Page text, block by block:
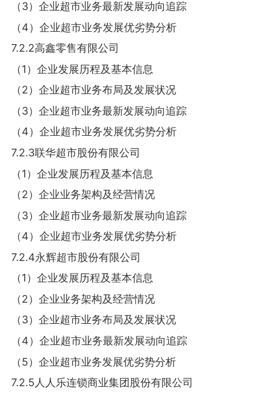
（3）企业超市业务最新发展动向追踪
（4）企业超市业务发展优劣势分析
7.2.2高鑫零售有限公司
（1）企业发展历程及基本信息
（2）企业超市业务布局及发展状况
（3）企业超市业务最新发展动向追踪
（4）企业超市业务发展优劣势分析
7.2.3联华超市股份有限公司
（1）企业发展历程及基本信息
（2）企业业务架构及经营情况
（3）企业超市业务最新发展动向追踪
（4）企业超市业务发展优劣势分析
7.2.4永辉超市股份有限公司
（1）企业发展历程及基本信息
（2）企业业务架构及经营情况
（3）企业超市业务布局及发展状况
（4）企业超市业务最新发展动向追踪
（5）企业超市业务发展优劣势分析
7.2.5人人乐连锁商业集团股份有限公司